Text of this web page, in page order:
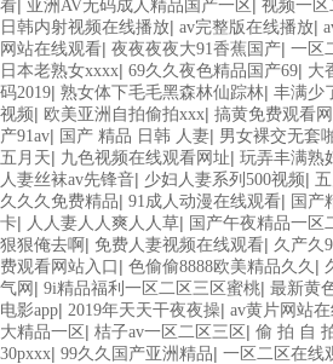
看| 亚洲AV无码成人精品国产一区 | 视频一
日韩内射视频在线播放| av完整版在线播放|
网站在线观看| 夜夜夜夜大91香蕉国产| 一区
日本老熟女xxxx| 69久久夜色精品国产69| 大
码2019| 熟女体下毛毛黑森林仙踪林| 丰满少
视频| 欧美亚洲自拍偷拍xxx| 搞黄免费观看
产91av| 国产 精品 日韩 人妻| 男女裸交无套
五月天| 九色视频在线观看网址| 玩弄丰满熟
人妻丝袜av先锋音| 少妇人妻系列500视频|
久久久免费精品| 91成人动漫在线观看| 国产
卡| 人人妻人人爽人人草| 国产午夜精品一区
狠狠俺去啊 | 免费人妻视频在线观看| 久产久
费观看网站入口 | 色偷偷8888欧美精品久久 |
气网 | 9i精品福利一区二区三区蜜桃| 最新黄
电影app| 2019年天天干夜夜操| av黄片网站
大精品一区 | 桔子av一区二区三区 | 偷 拍 自
30pxxx| 99久久国产亚洲精品| 一区二区在线